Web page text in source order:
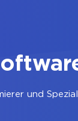
und